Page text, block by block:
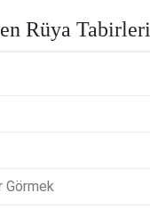
Rüya Tabirleri
Görmek